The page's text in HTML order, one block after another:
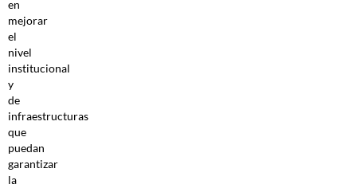
en
mejorar
el
nivel
institucional
y
de
infraestructuras
que
puedan
garantizar
la